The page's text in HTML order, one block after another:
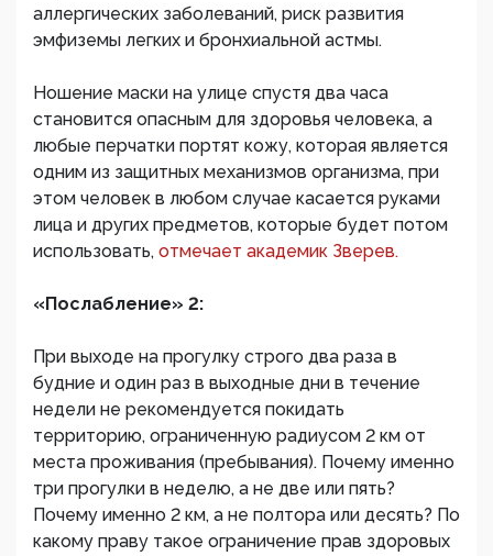
аллергических заболеваний, риск развития
эмфиземы легких и бронхиальной астмы.
Ношение маски на улице спустя два часа
становится опасным для здоровья человека, а
любые перчатки портят кожу, которая является
одним из защитных механизмов организма, при
этом человек в любом случае касается руками
лица и других предметов, которые будет потом
использовать, отмечает академик Зверев.
«Послабление» 2:
При выходе на прогулку строго два раза в
будние и один раз в выходные дни в течение
недели не рекомендуется покидать
территорию, ограниченную радиусом 2 км от
места проживания (пребывания). Почему именно
три прогулки в неделю, а не две или пять?
Почему именно 2 км, а не полтора или десять? По
какому праву такое ограничение прав здоровых